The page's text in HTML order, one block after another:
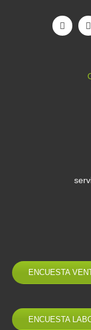
ENCUESTA
ENCUESTA